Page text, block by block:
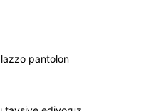
pantolon